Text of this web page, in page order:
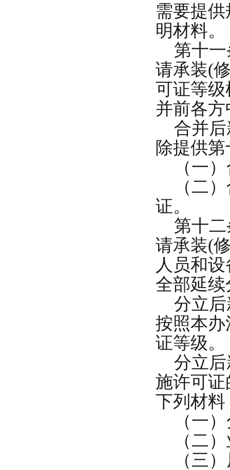
需要提
明材料。
第十一
请承装(
可证等
并前各
合并后
除提供
（一）
（二）
证。
第十二
请承装(
人员和
全部延
分立后
按照本
证等级。
分立后
施许可
下列材料
（一）
（二）
（三）